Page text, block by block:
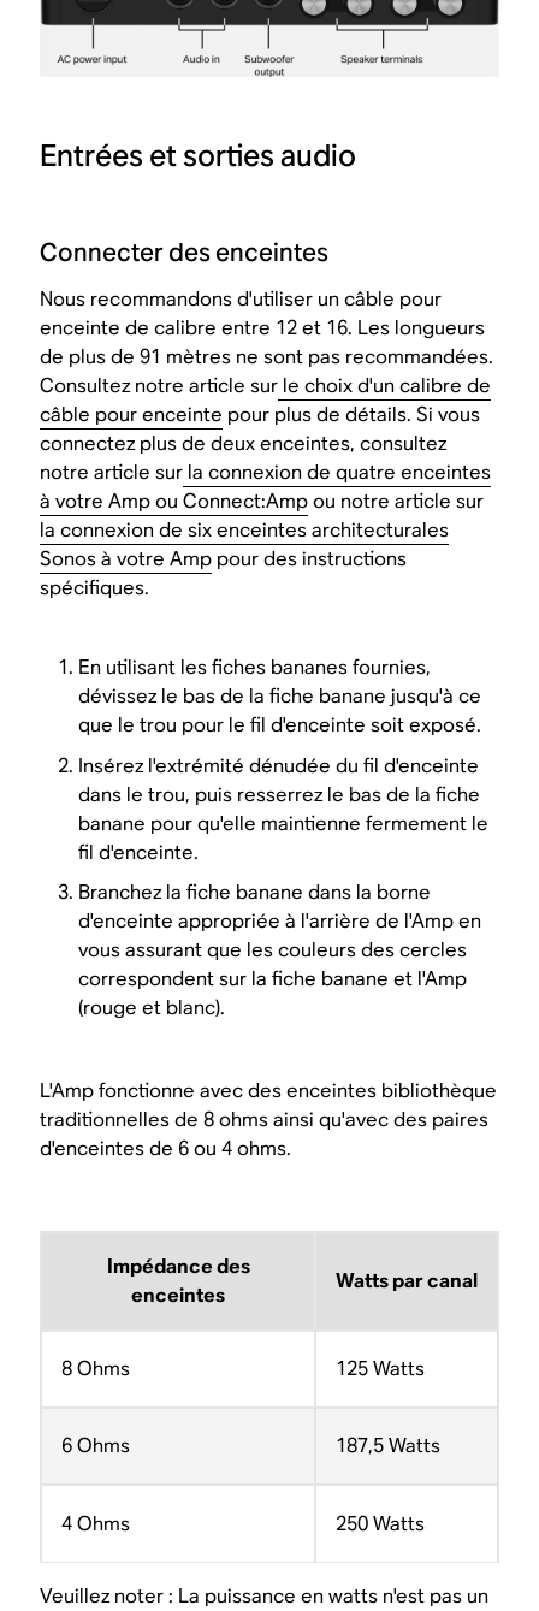
Entrées et sorties audio
Connecter des enceintes
Nous recommandons d'utiliser un câble pour
enceinte de calibre entre 12 et 16. Les longueurs
de plus de 91 mètres ne sont pas recommandées.
Consultez notre article sur le choix d'un calibre de
câble pour enceinte pour plus de détails. Si vous
connectez plus de deux enceintes, consultez
notre article sur la connexion de quatre enceintes
à votre Amp ou Connect:Ampou notre article sur
la connexion de six enceintes architecturales
Sonos à votre Amp pour des instructions
spécifiques.
En utilisant les fiches bananes fournies,
dévissez le bas de la fiche banane jusqu'à ce
que le trou pour le fil d'enceinte soit exposé.
Insérez l'extrémité dénudée du fil d'enceinte
dans le trou, puis resserrez le bas de la fiche
banane pour qu'elle maintienne fermement le
fil d'enceinte.
Branchez la fiche banane dans la borne
d'enceinte appropriée à l'arrière de l'Amp en
vous assurant que les couleurs des cercles
correspondent sur la fiche banane et l'Amp
(rouge et blanc).
L'Amp fonctionne avec des enceintes bibliothèque
traditionnelles de 8 ohms ainsi qu'avec des paires
d'enceintes de 6 ou 4 ohms.
Impédance des
enceintes
Watts par canal
8 Ohms 125 Watts
6 Ohms 187,5 Watts
4 Ohms 250 Watts
Veuillez noter : La puissance en watts n'est pas un